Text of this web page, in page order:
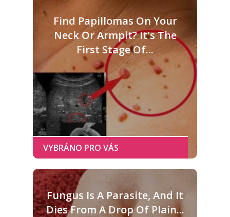
Find Papillomas On Your
Neck Or Armpit? It's The
First Stage Of...
Fungus Is A Parasite, And It
Dies From A Drop Of Plain...